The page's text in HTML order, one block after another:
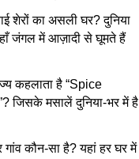
शेरों का असली घर? दुनिया
जंगल में आज़ादी से घूमते हैं
कहलाता है “Spice
जिसके मसालें दुनिया-भर में है
कौन-सा है? यहां हर घर में